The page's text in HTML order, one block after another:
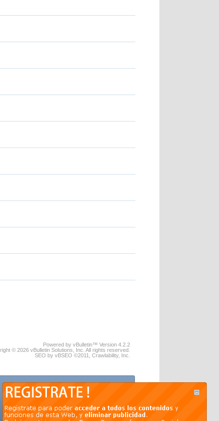
Powered by vBulletin™ Version 4.2.2
© 2026 vBulletin Solutions, Inc. All rights reserved.
SEO by vBSEO ©2011, Crawlability, Inc.